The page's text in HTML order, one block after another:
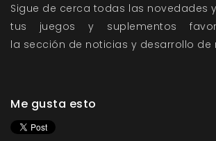
Sigue de cerca todas las novedades
tus juegos y suplementos
la sección de noticias y desarrollo de
Me gusta esto